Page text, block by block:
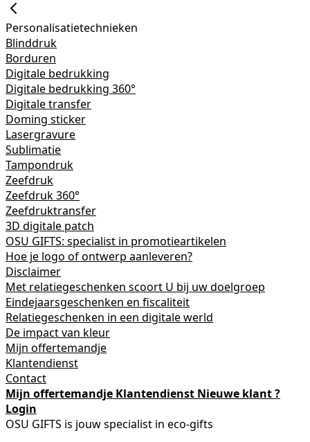
Personalisatietechnieken
Blinddruk
Borduren
Digitale bedrukking
Digitale bedrukking 360°
Digitale transfer
Doming sticker
Lasergravure
Sublimatie
Tampondruk
Zeefdruk
Zeefdruk 360°
Zeefdruktransfer
3D digitale patch
OSU GIFTS: specialist in promotieartikelen
Hoe je logo of ontwerp aanleveren?
Disclaimer
Met relatiegeschenken scoort U bij uw doelgroep
Eindejaarsgeschenken en fiscaliteit
Relatiegeschenken in een digitale werld
De impact van kleur
Mijn offertemandje
Klantendienst
Contact
Mijn offertemandje Klantendienst Nieuwe klant ?
Login
OSU GIFTS is jouw specialist in eco-gifts